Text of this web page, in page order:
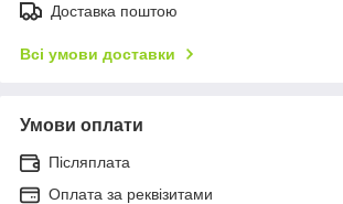
Доставка поштою
Всі умови доставки
Умови оплати
Післяплата
Оплата за реквізитами